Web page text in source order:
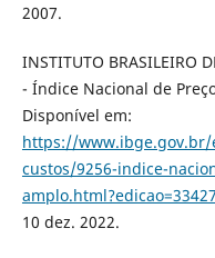
2007.
INSTITUTO BRASILEIRO
- Índice Nacional de
Disponível em:
https://www.ibge.gov.br/
custos/9256-indice-
10 dez. 2022.